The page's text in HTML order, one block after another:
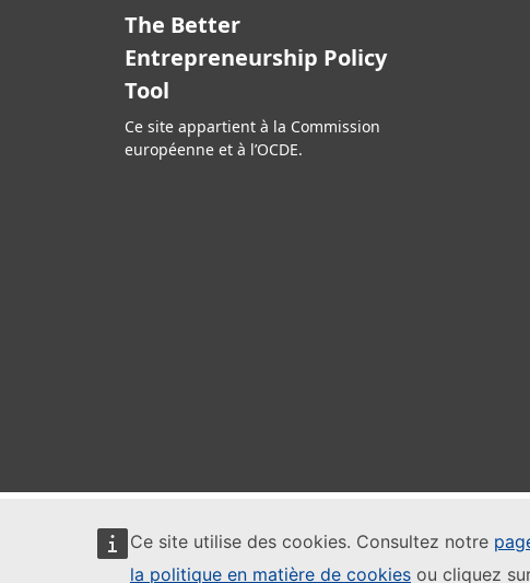
Ce site utilise des cookies. Consultez notre
la politique en matière de cookies ou cliquez
The Better
Entrepreneurship Policy
Tool
Ce site appartient à la Commission
européenne et à l’OCDE.